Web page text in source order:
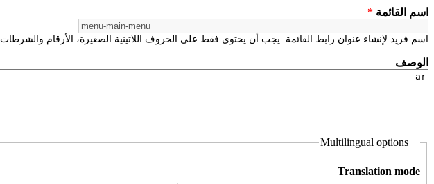
‏اسم القائمة ‏ *
اسم فريد لإنشاء عنوان رابط القائمة. يجب أن يحتوي فقط على الحروف اللاتينية الصغيرة، الأرقام والشرطات.
‏الوصف ‏
Multilingual options